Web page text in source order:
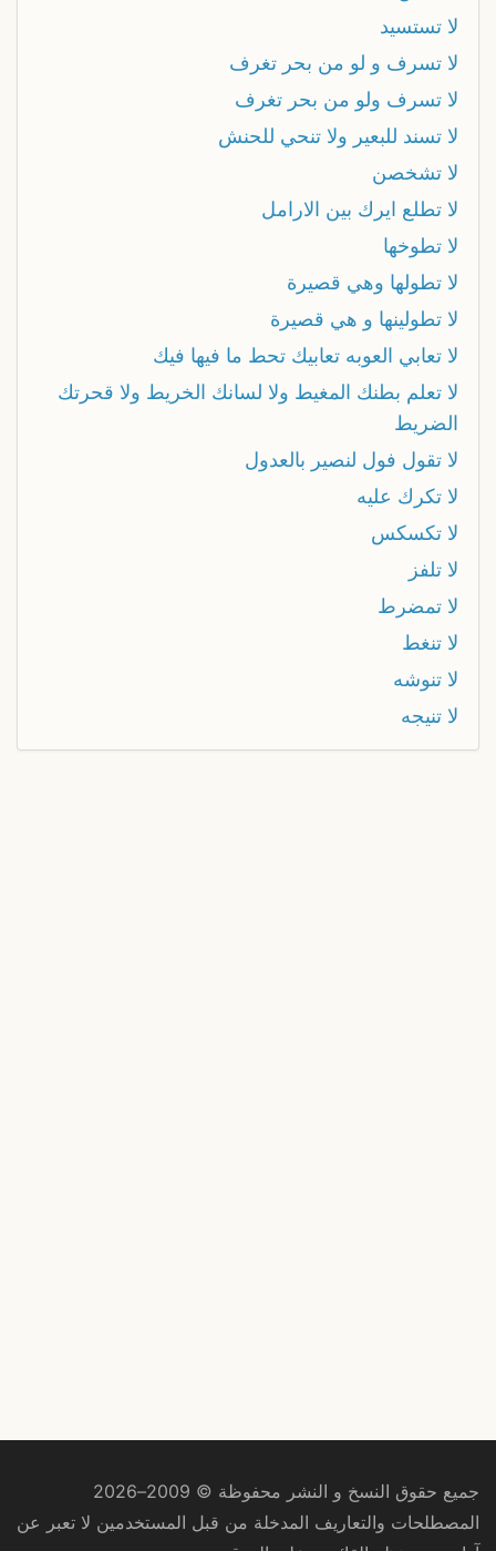
لا تستسيد
لا تسرف و لو من بحر تغرف
لا تسرف ولو من بحر تغرف
لا تسند للبعير ولا تنحي للحنش
لا تشخصن
لا تطلع ايرك بين الارامل
لا تطوخها
لا تطولها وهي قصيرة
لا تطولينها و هي قصيرة
لا تعابي العوبه تعابيك تحط ما فيها فيك
لا تعلم بطنك المغيط ولا لسانك الخريط ولا قحرتك
الضريط
لا تقول فول لنصير بالعدول
لا تكرك عليه
لا تكسكس
لا تلفز
ﻻ تمضرط
لا تنغط
لا تنوشه
لا تنيجه
جميع حقوق النسخ و النشر محفوظة © 2009–2026
المصطلحات والتعاريف المدخلة من قبل المستخدمين لا تعبر عن